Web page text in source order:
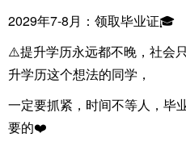
2029年7-8月：领取毕业证🎓
⚠️提升学历永远都不晚，社会
升学历这个想法的同学，
一定要抓紧，时间不等人，毕
要的❤️